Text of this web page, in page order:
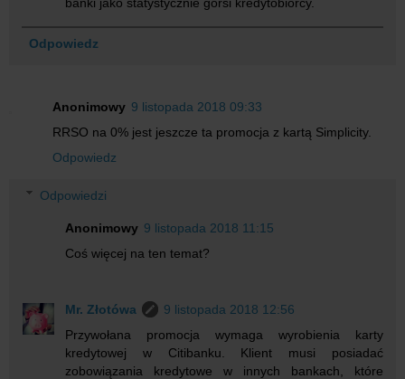
Odpowiedz
Anonimowy 9 listopada 2018 09:33
RRSO na 0% jest jeszcze ta promocja z kartą Simplicity.
Odpowiedz
Odpowiedzi
Anonimowy 9 listopada 2018 11:15
Coś więcej na ten temat?
Mr. Złotówa
9 listopada 2018 12:56
Przywołana promocja wymaga wyrobienia karty
kredytowej w Citibanku. Klient musi posiadać
zobowiązania kredytowe w innych bankach, które